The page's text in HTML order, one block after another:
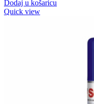
Dodaj u košaricu
Quick view